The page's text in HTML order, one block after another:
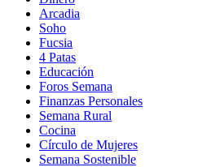
Arcadia
Soho
in
new
window
Fucsia
in
new
window
4 Patas
Educación
Foros Semana
Finanzas Personales
Semana Rural
Cocina
Círculo de Mujeres
Semana Sostenible